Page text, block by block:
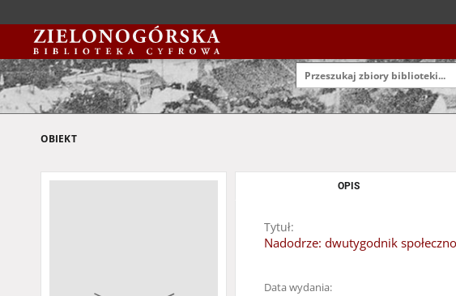
OBIEKT
OPIS
Tytuł:
Nadodrze: dwutygodnik
Data wydania: